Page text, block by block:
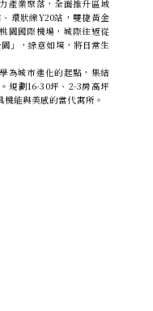
產業聚落，全面推升區域
環狀線Y20站，雙捷黃金
園國際機場，城際往返從
」，綠意如境，將日常生
為城市進化的起點，集結
規劃16-30坪、2-3房高坪
能與美感的當代寓所。